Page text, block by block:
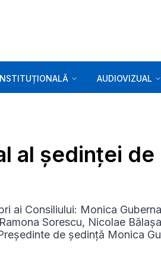
AUDIOVIZUAL
al ședinței de
ai Consiliului: Monica
Sorescu, Nicolae
de ședință Monica